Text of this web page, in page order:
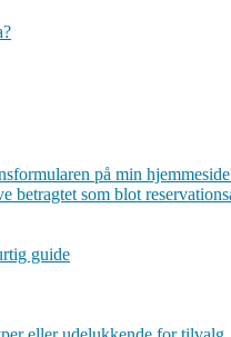
på min
betragtet som blot
guide